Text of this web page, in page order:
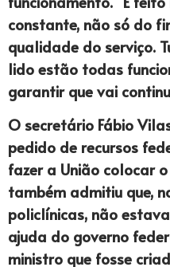
constante, não só do
qualidade do serviço.
lido estão todas
garantir que vai
O secretário Fábio
pedido de recursos
fazer a União colocar o
também admitiu que,
policlínicas, não
ajuda do governo
ministro que fosse